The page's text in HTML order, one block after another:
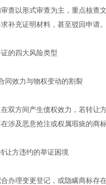
查以形式审查为主，重点核查
补充证明材料，甚至驳回申请
的四大风险类型
同效力与物权变动的割裂
双方间产生债权效力，若转让
涉及恶意抢注或权属瑕疵的商
让方违约的举证困境
办理变更登记，或隐瞒商标存